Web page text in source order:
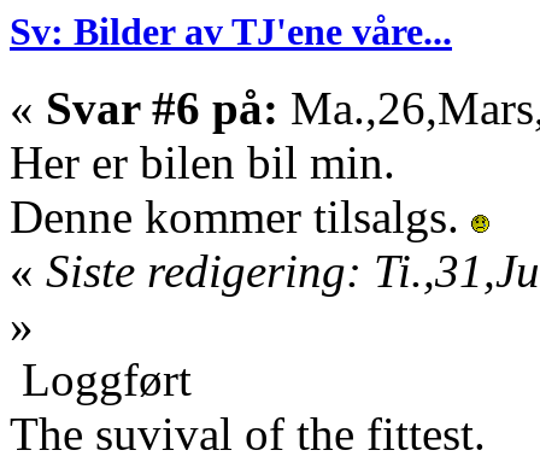
Sv: Bilder av TJ'ene våre...
« Svar #6 på:
Her er bilen bil min.
Denne kommer tilsalgs.
« Siste redigering:
»
Loggført
The suvival of the fittest.